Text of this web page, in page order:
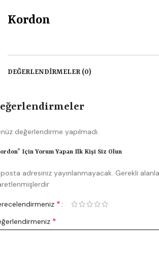
Kordon
DEĞERLENDIRMELER (0)
değerlendirme yapılmadı.
Için Yorum Yapan Ilk Kişi Siz Olun
adresiniz yayınlanmayacak. Gerekli
*
*